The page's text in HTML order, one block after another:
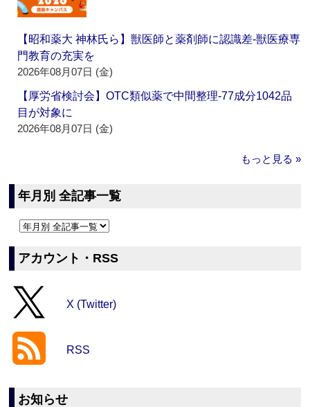
【昭和薬大 神林氏ら】獣医師と薬剤師に認識差‐獣医療専
門教育の充実を
2026年08月07日 (金)
【厚労省検討会】OTC類似薬で中間整理‐77成分1042品
目が対象に
2026年08月07日 (金)
もっと見る »
年月別 全記事一覧
アカウント・RSS
X (Twitter)
RSS
お知らせ